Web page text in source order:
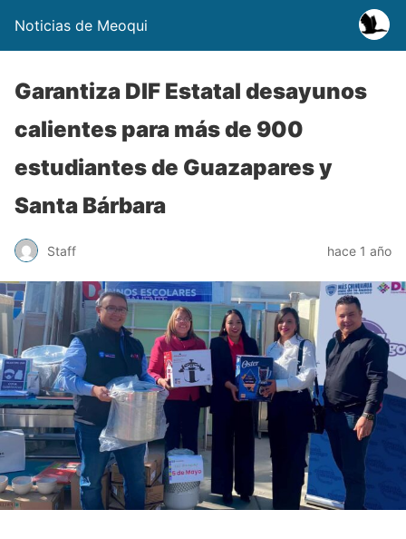
Noticias de Meoqui
Garantiza DIF Estatal desayunos
calientes para más de 900
estudiantes de Guazapares y
Santa Bárbara
Staff hace 1 año